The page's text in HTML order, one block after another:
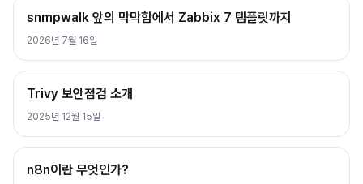
snmpwalk 앞의 막막함에서 Zabbix 7 템플릿까지
2026년 7월 16일
Trivy 보안점검 소개
2025년 12월 15일
n8n이란 무엇인가?